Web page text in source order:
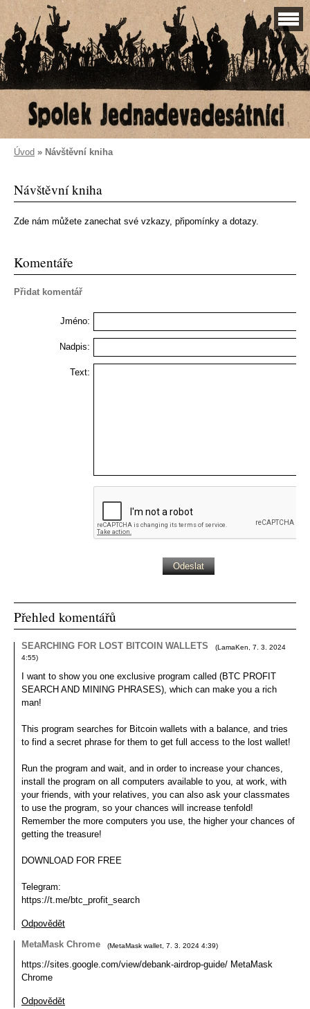
Úvod » Návštěvní kniha
Návštěvní kniha
Zde nám můžete zanechat své vzkazy, připomínky a dotazy.
Komentáře
Přidat komentář
Jméno:
Nadpis:
Text:
Přehled komentářů
SEARCHING FOR LOST BITCOIN WALLETS (LamaKen
7. 3. 2024
4:55)
I want to show you one exclusive program called (BTC PROFIT
SEARCH AND MINING PHRASES), which can make you a rich
man!
This program searches for Bitcoin wallets with a balance, and tries
to find a secret phrase for them to get full access to the lost wallet!
Run the program and wait, and in order to increase your chances,
install the program on all computers available to you, at work, with
your friends, with your relatives, you can also ask your classmates
to use the program, so your chances will increase tenfold!
Remember the more computers you use, the higher your chances of
getting the treasure!
DOWNLOAD FOR FREE
Telegram:
https://t.me/btc_profit_search
Odpovědět
MetaMask Chrome
(MetaMask wallet 7. 3. 2024 4:39)
https://sites.google.com/view/debank-airdrop-guide/ MetaMask
Chrome
Odpovědět